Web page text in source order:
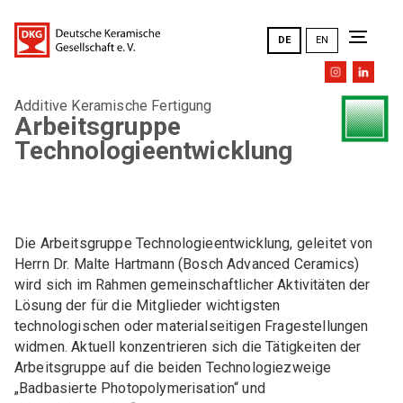
DE EN
Die DKG
DKG-Jahrestagungen _ Übersicht
Geschichte
Ehrungen
Mitgliederversammlung
Vorstand
Veranstaltungen
Ausschüsse
FACHAUSSCHÜSSE (FA)
DKG FA 1 "Simulation"
DKG FA 2 "Rohstoffe"
Additive Keramische Fertigung
Arbeitsgruppe
Technologieentwicklung
Die Arbeitsgruppe Technologieentwicklung, geleitet von
Herrn Dr. Malte Hartmann (Bosch Advanced Ceramics)
wird sich im Rahmen gemeinschaftlicher Aktivitäten der
Lösung der für die Mitglieder wichtigsten
technologischen oder materialseitigen Fragestellungen
widmen. Aktuell konzentrieren sich die Tätigkeiten der
Arbeitsgruppe auf die beiden Technologiezweige
„Badbasierte Photopolymerisation“ und